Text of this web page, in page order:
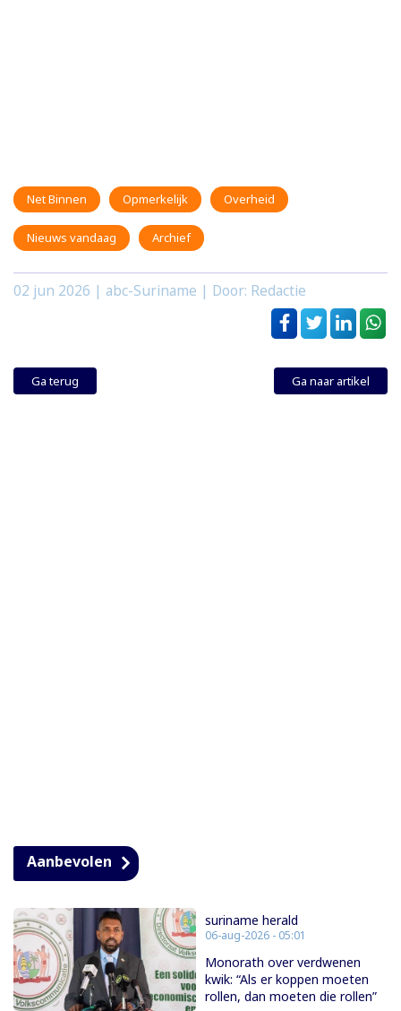
Net Binnen Opmerkelijk Overheid
Nieuws vandaag Archief
02 jun 2026 | abc-Suriname | Door: Redactie
Ga terug Ga naar artikel
Aanbevolen
suriname herald
06-aug-2026 - 05:01
Monorath over verdwenen
kwik: “Als er koppen moeten
rollen, dan moeten die rollen”